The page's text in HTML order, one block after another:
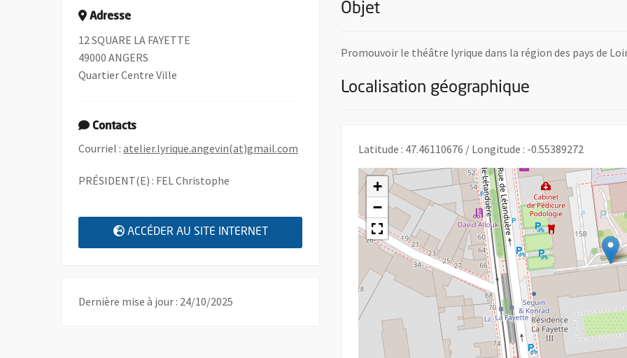
Objet
Promouvoir le théâtre lyrique dans la région des pays de
Localisation géographique
Latitude : 47.46110676 / Longitude : -0.55389272
+
−
Adresse
12 SQUARE LA FAYETTE
49000 ANGERS
Quartier Centre Ville
Contacts
Courriel :atelier.lyrique.angevin(at)gmail.com , Ouvre une nouvelle fenêtre
PRÉSIDENT(E) : FEL Christophe
ACCÉDER AU SITE INTERNET , OUVRE UNE NOUVELLE FENÊTRE
Dernière mise à jour : 24/10/2025